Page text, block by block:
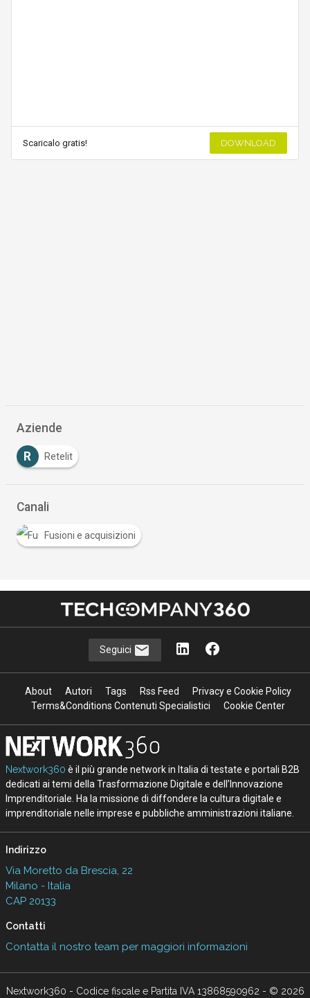
Scaricalo gratis! DOWNLOAD
Aziende
R Retelit
Canali
Fusioni e acquisizioni
Seguici
About Autori Tags Rss Feed
Privacy e Cookie Policy
Terms&Conditions Contenuti Specialistici
Cookie Center
Nextwork360 è il più grande network in Italia di testate e portali B2B
dedicati ai temi della Trasformazione Digitale e dell’Innovazione
Imprenditoriale. Ha la missione di diffondere la cultura digitale e
imprenditoriale nelle imprese e pubbliche amministrazioni italiane.
Indirizzo
Via Moretto da Brescia, 22
Milano - Italia
CAP 20133
Contatti
Contatta il nostro team per maggiori informazioni
Nextwork360 - Codice fiscale e Partita IVA 13868590962 - © 2026